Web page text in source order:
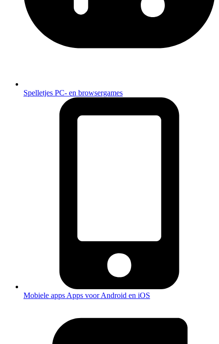
Spelletjes PC- en browsergames
Mobiele apps Apps voor Android en iOS